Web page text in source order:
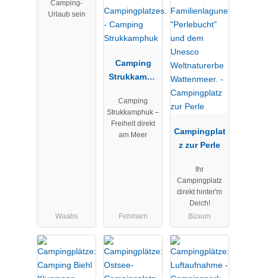
Camping-
Urlaub sein
Waabs
Camping
Strukkamph
Camping
Strukkamphuk –
Freiheit direkt
am Meer
Fehmarn
Campingplat
z zur Perle
Ihr
Campingplatz
direkt hinter'm
Deich!
Büsum